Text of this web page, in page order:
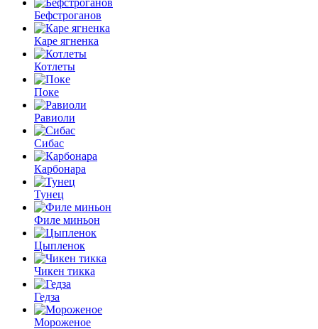
Бефстроганов
Каре ягненка
Котлеты
Поке
Равиоли
Сибас
Карбонара
Тунец
Филе миньон
Цыпленок
Чикен тикка
Гедза
Мороженое